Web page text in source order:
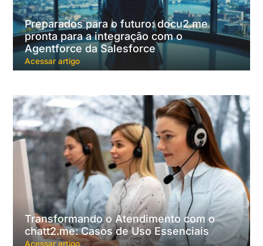
Preparados para o futuro: docu2.me
pronta para a integração com o
Agentforce da Salesforce
Acessar artigo
Transformando o Atendimento com o
chatt2.me: Casos de Uso Essenciais
Acessar artigo